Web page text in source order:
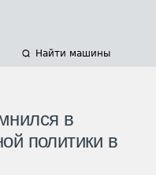
Найти машины
в
политики в